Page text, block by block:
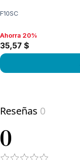
F10SC
Ahorra 20%, 35,57 $
Ahorra 20%
35,57 $
Reseñas 0
0